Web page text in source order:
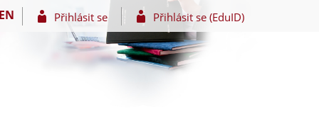
Přihlásit se Přihlásit se (EduID)